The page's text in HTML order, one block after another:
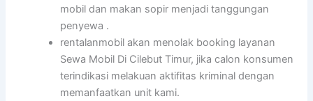
mobil dan makan sopir menjadi tanggungan
penyewa .
rentalanmobil akan menolak booking layanan
Sewa Mobil Di Cilebut Timur, jika calon konsumen
terindikasi melakuan aktifitas kriminal dengan
memanfaatkan unit kami.